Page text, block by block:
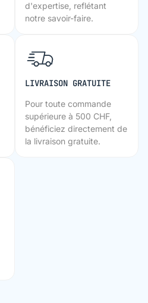
d'expertise, reflétant
notre savoir-faire.
LIVRAISON GRATUITE
Pour toute commande
supérieure à 500 CHF,
bénéficiez directement de
la livraison gratuite.